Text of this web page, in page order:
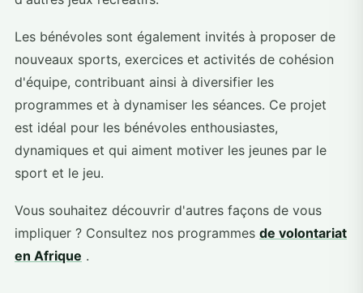
Les bénévoles sont également invités à proposer de
nouveaux sports, exercices et activités de cohésion
d'équipe, contribuant ainsi à diversifier les
programmes et à dynamiser les séances. Ce projet
est idéal pour les bénévoles enthousiastes,
dynamiques et qui aiment motiver les jeunes par le
sport et le jeu.
Vous souhaitez découvrir d'autres façons de vous
impliquer ? Consultez nos programmes de volontariat
en Afrique .